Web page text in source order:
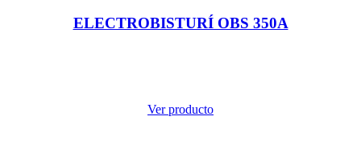
ELECTROBISTURÍ OBS 350A
Ver producto